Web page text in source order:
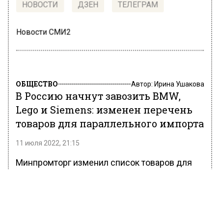
НОВОСТИ ДЗЕН ТЕЛЕГРАМ
Новости СМИ2
ОБЩЕСТВО Автор: Ирина Ушакова
В Россию начнут завозить BMW,
Lego и Siemens: изменен перечень
товаров для параллельного импорта
11 июля 2022, 21:15
Минпромторг изменил список товаров для